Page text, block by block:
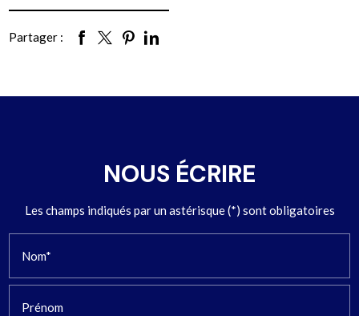
Partager :
NOUS ÉCRIRE
Les champs indiqués par un astérisque (*) sont obligatoires
Nom*
Prénom